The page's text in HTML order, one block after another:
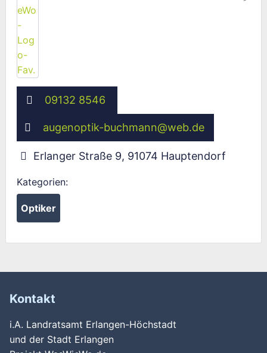
09132 8546
augenoptik-buchmann@web.de
Erlanger Straße 9, 91074 Hauptendorf
Kategorien:
Optiker
Kontakt
i.A. Landratsamt Erlangen-Höchstadt
und der Stadt Erlangen